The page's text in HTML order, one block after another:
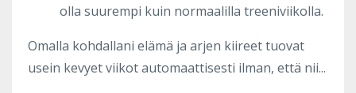
olla suurempi kuin normaalilla treeniviikolla.
Omalla kohdallani elämä ja arjen kiireet tuovat
usein kevyet viikot automaattisesti ilman, että nii...